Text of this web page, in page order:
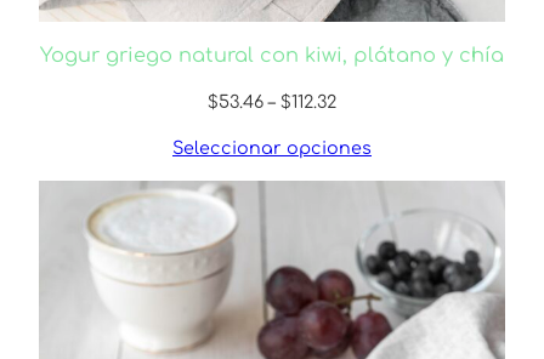
g
1
.
2
Yogur griego natural con kiwi, plátano y chía
$53.46 – $112.32Price
$53.46
through
Seleccionar opciones